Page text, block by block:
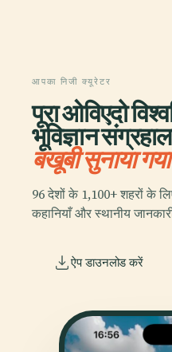
आपका निजी क्यूरेटर
पूरा ओविएदो
भूविज्ञान
बखूबी सुनाया
96 देशों के 1,100+ शहरों के
कहानियाँ और स्थानीय
ऐप डाउनलोड करें